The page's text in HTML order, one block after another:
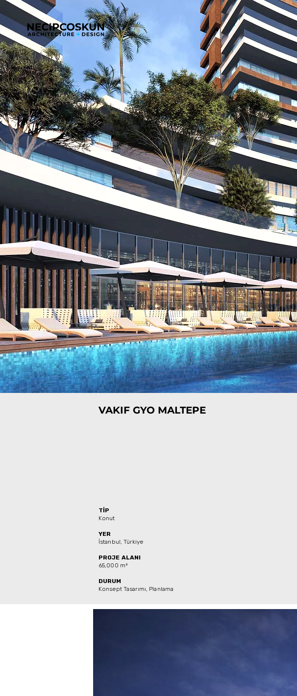
VAKIF GYO MALTEPE
TİP
Konut
YER
İstanbul, Türkiye
PROJE ALANI
65,000 m²
DURUM
Konsept Tasarımı, Planlama